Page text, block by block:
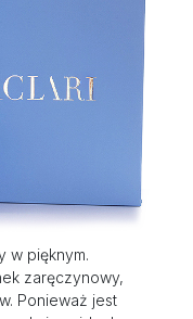
w pięknym.
zaręczynowy,
Ponieważ jest